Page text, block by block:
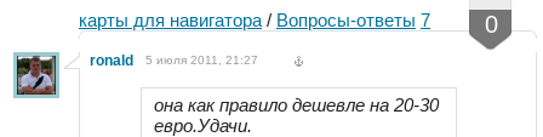
карты для навигатора / Вопросы-ответы 7 0
ronald 5 июля 2011, 21:27
она как правило дешевле на 20-30
евро.Удачи.